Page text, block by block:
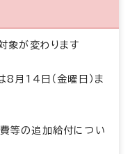
象が変わります
8月14日（金曜日）ま
等の追加給付につい